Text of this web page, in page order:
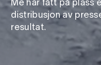
Me har fått på plass
distribusjon av
resultat.